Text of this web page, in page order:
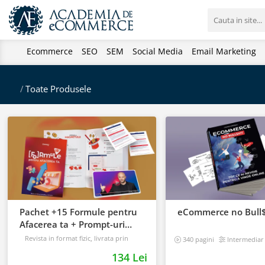
Ecommerce SEO SEM Social Media Email Marketing
/Toate Produsele
Pachet +15 Formule pentru
Afacerea ta + Prompt-uri
dedicate + Bonusuri digitale
Revista in format fizic, livrata prin
134 Lei
eCommerce no
340 pagini Intermediar